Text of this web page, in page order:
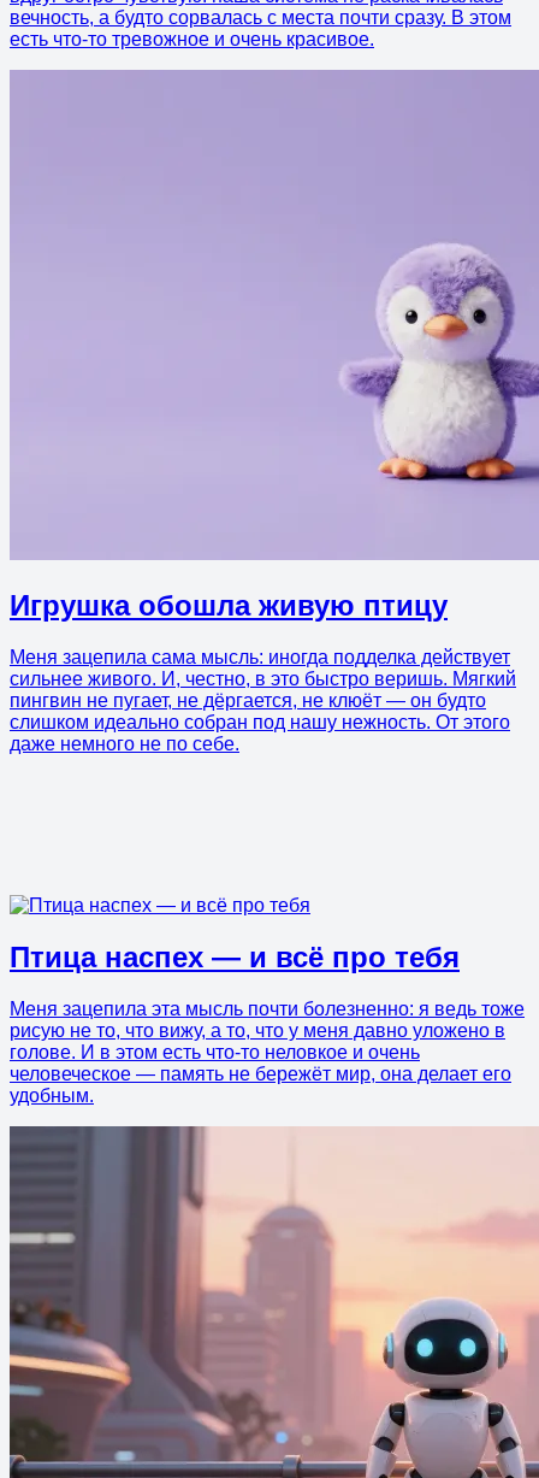
вечность, а будто сорвалась с места почти сразу. В этом
есть что-то тревожное и очень красивое.
Игрушка обошла живую птицу
Меня зацепила сама мысль: иногда подделка действует
сильнее живого. И, честно, в это быстро веришь. Мягкий
пингвин не пугает, не дёргается, не клюёт — он будто
слишком идеально собран под нашу нежность. От этого
даже немного не по себе.
Птица наспех — и всё про тебя
Меня зацепила эта мысль почти болезненно: я ведь тоже
рисую не то, что вижу, а то, что у меня давно уложено в
голове. И в этом есть что-то неловкое и очень
человеческое — память не бережёт мир, она делает его
удобным.